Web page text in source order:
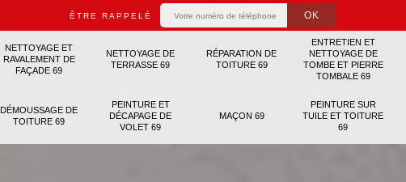
ÊTRE RAPPELÉ
NETTOYAGE ET
RAVALEMENT DE
FAÇADE 69
NETTOYAGE DE
TERRASSE 69
RÉPARATION DE
TOITURE 69
ENTRETIEN ET
NETTOYAGE DE
TOMBE ET PIERRE
TOMBALE 69
DÉMOUSSAGE DE
TOITURE 69
PEINTURE ET
DÉCAPAGE DE
VOLET 69
MAÇON 69
PEINTURE SUR
TUILE ET TOITURE
69